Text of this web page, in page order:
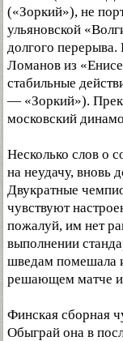
(«Зоркий»), не
ульяновской
долгого перерыва.
Ломанов из
стабильные
— «Зоркий»).
московский
Несколько слов о
на неудачу, вновь
Двукратные
чувствуют
пожалуй, им нет
выполнении
шведам помешала
решающем матче
Финская сборная
Обыграй она в